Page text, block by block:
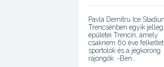
Pavla Demitru Ice
Trencsénben egyik
épületei Trencin, amely
csaknem 60 éve
sportolók és a jégkorong
rajongók. -Ben…